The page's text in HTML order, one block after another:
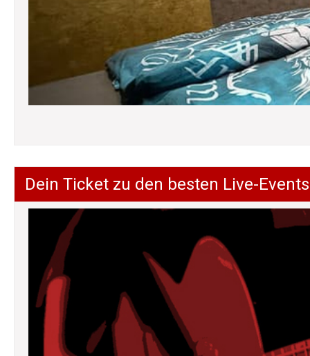
Dein Ticket zu den besten Live-Events